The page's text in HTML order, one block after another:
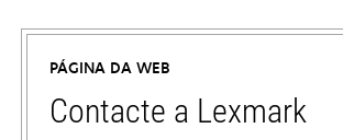
PÁGINA DA WEB
Contacte a Lexmark